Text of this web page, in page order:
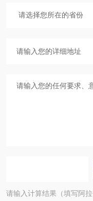
请输入计算结果（填写阿